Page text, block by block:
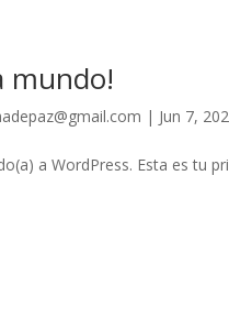
mundo!
| Jun 7,
a WordPress. Esta es tu